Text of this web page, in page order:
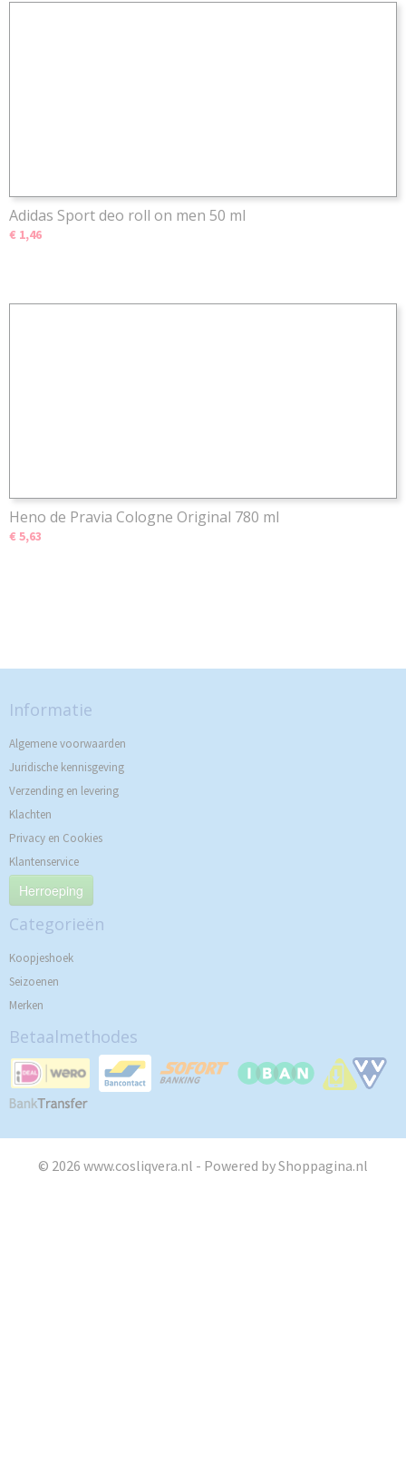
Adidas Sport deo roll on men 50 ml
€ 1,46
Heno de Pravia Cologne Original 780 ml
€ 5,63
Informatie
Algemene voorwaarden
Juridische kennisgeving
Verzending en levering
Klachten
Privacy en Cookies
Klantenservice
Herroeping
Categorieën
Koopjeshoek
Seizoenen
Merken
Betaalmethodes
© 2026 www.cosliqvera.nl - Powered by Shoppagina.nl